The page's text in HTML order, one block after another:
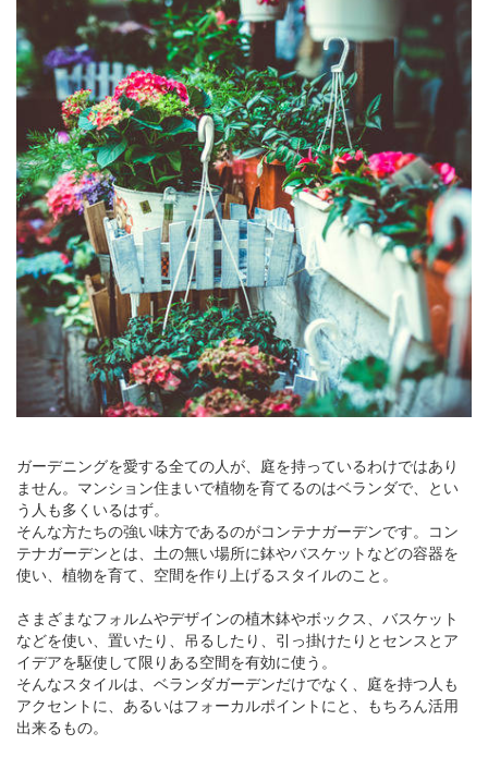
ガーデニングを愛する全ての人が、庭を持っているわけではあり
ません。マンション住まいで植物を育てるのはベランダで、とい
う人も多くいるはず。
そんな方たちの強い味方であるのがコンテナガーデンです。コン
テナガーデンとは、土の無い場所に鉢やバスケットなどの容器を
使い、植物を育て、空間を作り上げるスタイルのこと。
さまざまなフォルムやデザインの植木鉢やボックス、バスケット
などを使い、置いたり、吊るしたり、引っ掛けたりとセンスとア
イデアを駆使して限りある空間を有効に使う。
そんなスタイルは、ベランダガーデンだけでなく、庭を持つ人も
アクセントに、あるいはフォーカルポイントにと、もちろん活用
出来るもの。